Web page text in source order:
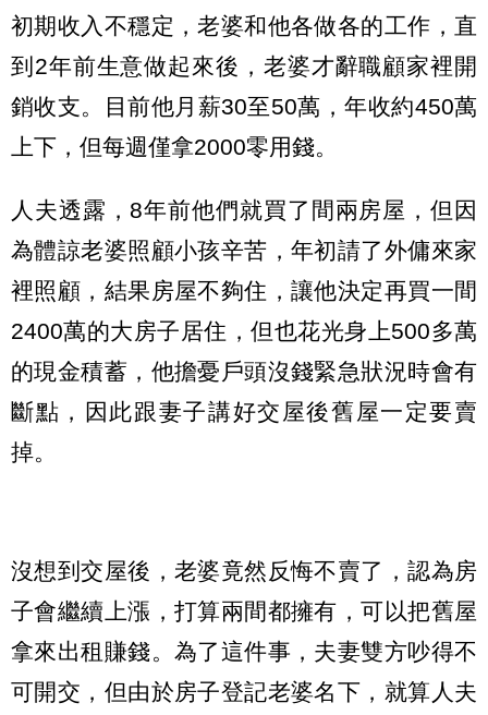
初期收入不穩定，老婆和他各做各的工作，直
到2年前生意做起來後，老婆才辭職顧家裡開
銷收支。目前他月薪30至50萬，年收約450萬
上下，但每週僅拿2000零用錢。
人夫透露，8年前他們就買了間兩房屋，但因
為體諒老婆照顧小孩辛苦，年初請了外傭來家
裡照顧，結果房屋不夠住，讓他決定再買一間
2400萬的大房子居住，但也花光身上500多萬
的現金積蓄，他擔憂戶頭沒錢緊急狀況時會有
斷點，因此跟妻子講好交屋後舊屋一定要賣
掉。
沒想到交屋後，老婆竟然反悔不賣了，認為房
子會繼續上漲，打算兩間都擁有，可以把舊屋
拿來出租賺錢。為了這件事，夫妻雙方吵得不
可開交，但由於房子登記老婆名下，就算人夫